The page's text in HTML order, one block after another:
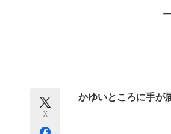
X
かゆいところに手が